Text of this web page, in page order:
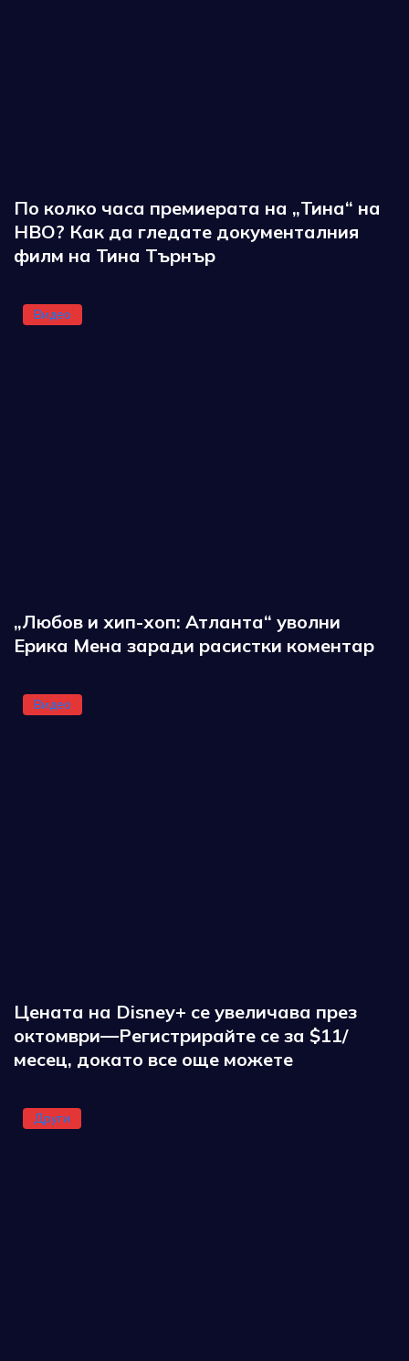
По колко часа премиерата на „Тина“ на
HBO? Как да гледате документалния
филм на Тина Търнър
Видео
„Любов и хип-хоп: Атланта“ уволни
Ерика Мена заради расистки коментар
Видео
Цената на Disney+ се увеличава през
октомври—Регистрирайте се за $11/
месец, докато все още можете
Други